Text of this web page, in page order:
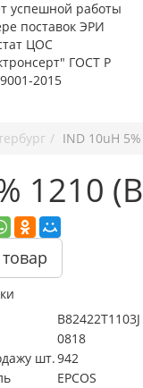
успешной работы
поставок ЭРИ
ЦОС
ГОСТ Р
2015
IND 10uH 5%
1210
B82422T1103J
0818
шт.942
EPCOS